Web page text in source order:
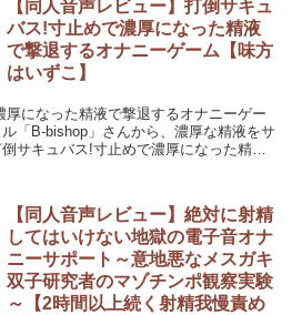
【同人音声レビュー】打倒サキュ
バス!寸止めで濃厚になった精液
で撃退するオナニーゲーム【味方
はいずこ】
になった精液で撃退するオナニーゲー
「B-bishop」さんから、濃厚な精液をサ
サキュバス!寸止めで濃厚になった精液
【同人音声レビュー】絶対に射精
してはいけない地獄の電子音オナ
ニーサポート～意地悪なメスガキ
双子研究者のマゾチンポ観察実験
～【2時間以上続く射精我慢責め